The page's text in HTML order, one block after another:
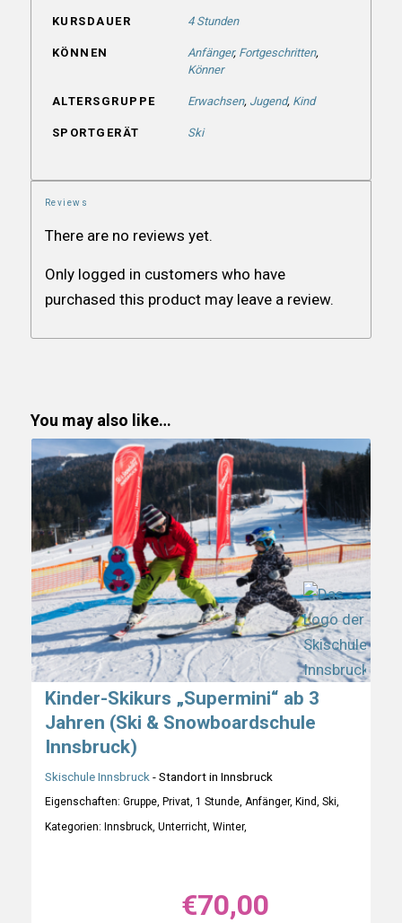
KURSDAUER 4 Stunden
KÖNNEN Anfänger, Fortgeschritten,
Könner
ALTERSGRUPPE Erwachsen, Jugend, Kind
SPORTGERÄT Ski
Reviews
There are no reviews yet.
Only logged in customers who have
purchased this product may leave a review.
You may also like…
Kinder-Skikurs „Supermini“ ab 3
Jahren (Ski & Snowboardschule
Innsbruck)
Skischule Innsbruck - Standort in Innsbruck
Eigenschaften: Gruppe, Privat, 1 Stunde, Anfänger, Kind, Ski,
Kategorien: Innsbruck, Unterricht, Winter,
€70,00